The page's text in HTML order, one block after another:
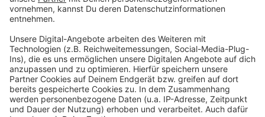
Anzeige
Anzeige